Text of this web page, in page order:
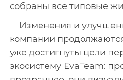
собраны все типовые
Изменения и
компании
уже достигнуты цели
экосистему EvaTeam: